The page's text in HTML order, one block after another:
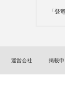
「登
運営会社 掲載